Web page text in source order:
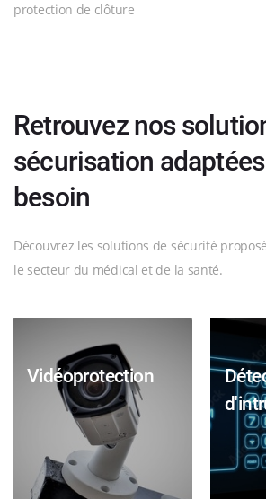
protection de clôture
Retrouvez nos
sécurisation
besoin
Découvrez les solutions de sécurité
le secteur du médical et de la santé.
Vidéoprotection